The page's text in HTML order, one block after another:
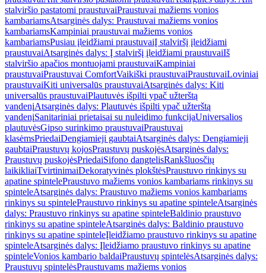
stalviršio pastatomi praustuvaiPraustuvai mažiems vonios
kambariamsAtsarginės dalys: Praustuvai mažiems vonios
kambariamsKampiniai praustuvai mažiems vonios
kambariamsPusiau įleidžiami praustuvaiĮ stalviršį įleidžiami
praustuvaiAtsarginės dalys: Į stalviršį įleidžiami praustuvaiIš
stalviršio apačios montuojami praustuvaiKampiniai
praustuvaiPraustuvai ComfortVaikiški praustuvaiPraustuvaiLoviniai
praustuvaiKiti universalūs praustuvaiAtsarginės dalys: Kiti
universalūs praustuvaiPlautuvės išpilti ypač užterštą
vandenįAtsarginės dalys: Plautuvės išpilti ypač užterštą
vandenįSanitariniai prietaisai su nuleidimo funkcijaUniversalios
plautuvėsGipso surinkimo praustuvaiPraustuvai
klasėmsPriedaiDengiamieji gaubtaiAtsarginės dalys: Dengiamieji
gaubtaiPraustuvų kojosPraustuvų puskojėsAtsarginės dalys:
Praustuvų puskojėsPriedaiSifono dangtelisRankšluosčių
laikikliaiTvirtinimaiDekoratyvinės plokštėsPraustuvo rinkinys su
apatine spintelePraustuvo mažiems vonios kambariams rinkinys su
spinteleAtsarginės dalys: Praustuvo mažiems vonios kambariams
rinkinys su spintelePraustuvo rinkinys su apatine spinteleAtsarginės
dalys: Praustuvo rinkinys su apatine spinteleBaldinio praustuvo
rinkinys su apatine spinteleAtsarginės dalys: Baldinio praustuvo
rinkinys su apatine spinteleĮleidžiamo praustuvo rinkinys su apatine
spinteleAtsarginės dalys: Įleidžiamo praustuvo rinkinys su apatine
spinteleVonios kambario baldaiPraustuvų spintelėsAtsarginės dalys:
Praustuvų spintelėsPraustuvams mažiems vonios